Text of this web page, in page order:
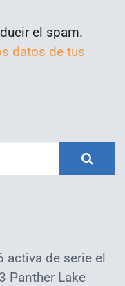
el spam.
datos de tus
activa de serie el
Panther Lake